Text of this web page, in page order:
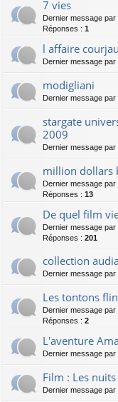
7 vies
Dernier message par
Réponses : 1
l affaire
Dernier message par
modigliani
Dernier message par
stargate
2009
Dernier message par
million dollars
Dernier message par
Réponses : 13
De quel film
Dernier message par
Réponses : 201
collection
Dernier message par
Les tontons
Dernier message par
Réponses : 2
L'aventure
Dernier message par
Film : Les
Dernier message par